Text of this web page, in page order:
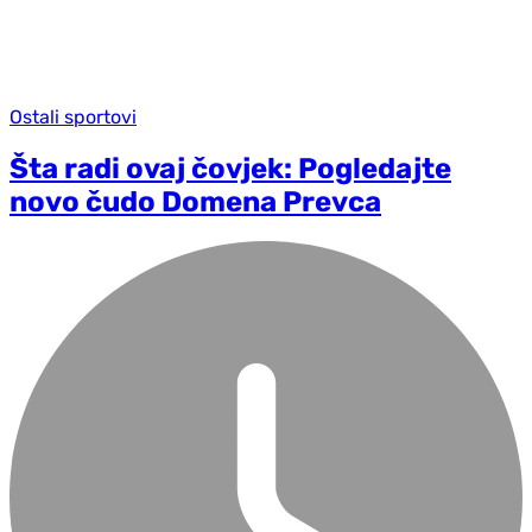
Ostali sportovi
Šta radi ovaj čovjek: Pogledajte
novo čudo Domena Prevca